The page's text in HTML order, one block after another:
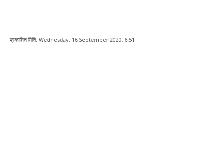
प्रकाशित मिति: Wednesday, 16 September 2020, 6:51